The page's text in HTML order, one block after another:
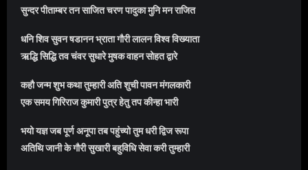
सुन्दर पीताम्बर तन साजित चरण पादुका मुनि मन राजित
धनि शिव सुवन षडानन भ्राता गौरी लालन विश्व विख्याता
ऋद्धि सिद्धि तव चंवर सुधारे मुषक वाहन सोहत द्वारे
कहौ जन्म शुभ कथा तुम्हारी अति शुची पावन मंगलकारी
एक समय गिरिराज कुमारी पुत्र हेतु तप कीन्हा भारी
भयो यज्ञ जब पूर्ण अनूपा तब पहुंच्यो तुम धरी द्विज रूपा
अतिथि जानी के गौरी सुखारी बहुविधि सेवा करी तुम्हारी